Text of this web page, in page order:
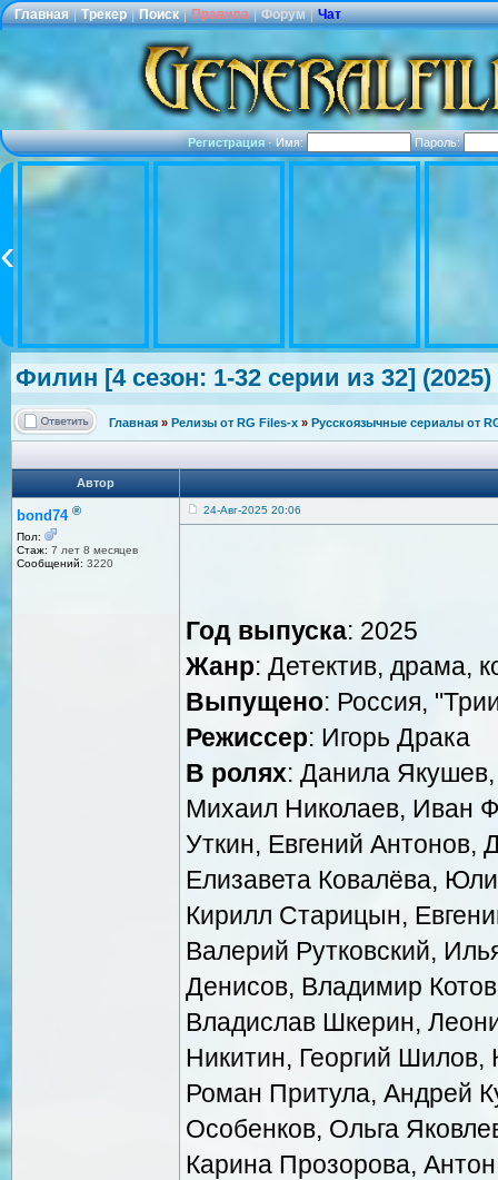
Главная | Трекер | Поиск | Правила | Форум | Чат
Регистрация·Имя: Пароль:
Филин [4 сезон: 1-32 серии из 32]
Главная » Релизы от RG Files-x » Русскоязычные сериалы от
Автор
bond74 ®
Пол:
Стаж: 7 лет 8 месяцев
Сообщений: 3220
24-Авг-2025 20:06
Год выпуска: 2025
Жанр: Детектив, драма,
Выпущено: Россия,
Режиссер: Игорь Драка
В ролях: Данила
Михаил Николаев, Иван
Уткин, Евгений Антонов,
Елизавета Ковалёва,
Кирилл Старицын,
Валерий Рутковский,
Денисов, Владимир
Владислав Шкерин,
Никитин, Георгий Шилов,
Роман Притула, Андрей
Особенков, Ольга
Карина Прозорова,